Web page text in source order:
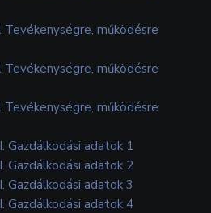
Tevékenységre, működésre
Tevékenységre, működésre
Tevékenységre, működésre
Gazdálkodási adatok 1
Gazdálkodási adatok 2
Gazdálkodási adatok 3
Gazdálkodási adatok 4